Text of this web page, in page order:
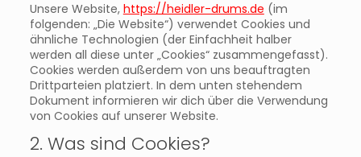
Unsere Website, https://heidler-drums.de (im
folgenden: „Die Website“) verwendet Cookies und
ähnliche Technologien (der Einfachheit halber
werden all diese unter „Cookies“ zusammengefasst).
Cookies werden außerdem von uns beauftragten
Drittparteien platziert. In dem unten stehendem
Dokument informieren wir dich über die Verwendung
von Cookies auf unserer Website.
2. Was sind Cookies?